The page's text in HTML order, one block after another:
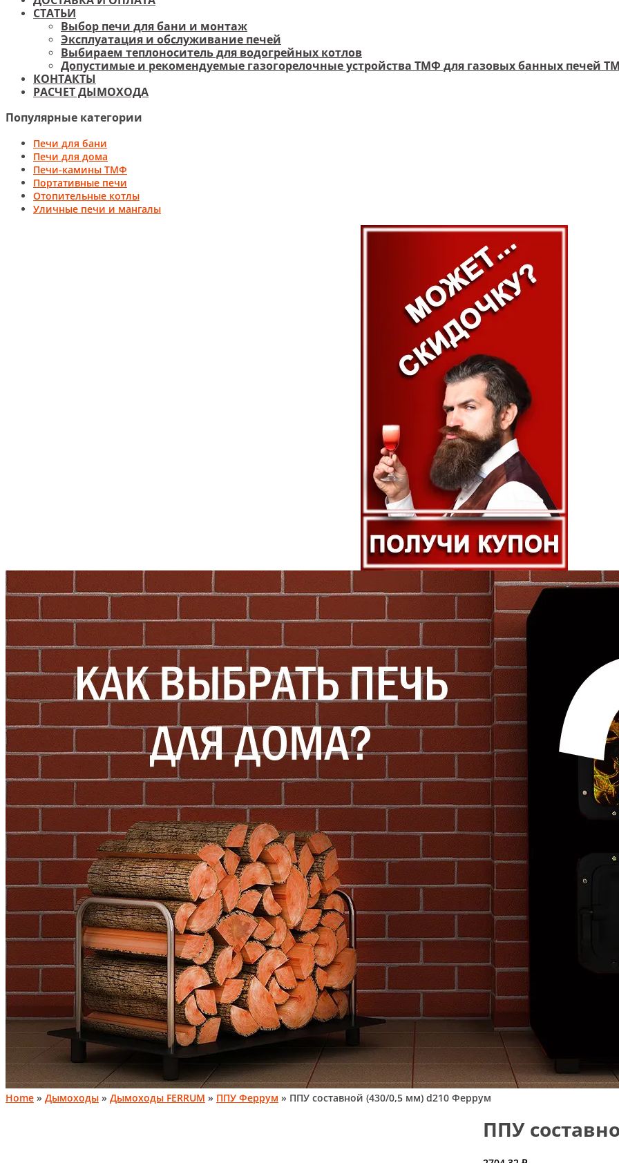
СТАТЬИ
Выбор печи для бани и монтаж
Эксплуатация и обслуживание печей
Выбираем теплоноситель для водогрейных котлов
Допустимые и рекомендуемые газогорелочные устройства ТМФ для газовых банных печей
КОНТАКТЫ
РАСЧЕТ ДЫМОХОДА
Популярные категории
Печи для бани
Печи для дома
Печи-камины ТМФ
Портативные печи
Отопительные котлы
Уличные печи и мангалы
Home » Дымоходы » Дымоходы FERRUM » ППУ Феррум » ППУ составной (430/0,5 мм) d210 Феррум
ППУ